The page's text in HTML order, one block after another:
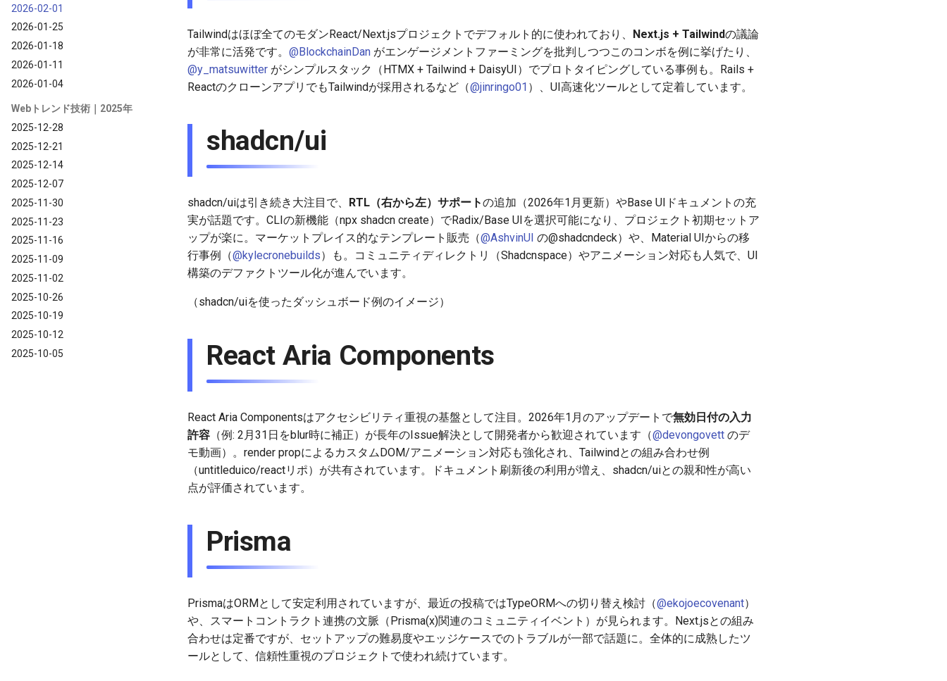
2026-02-01
2026-01-25
2026-01-18
2026-01-11
2026-01-04
Webトレンド技術｜2025年
2025-12-28
2025-12-21
2025-12-14
2025-12-07
2025-11-30
2025-11-23
2025-11-16
2025-11-09
2025-11-02
2025-10-26
2025-10-19
2025-10-12
2025-10-05
Tailwindはほぼ全てのモダンReact/Next.jsプロジェクトでデフォルト的に使われており、 Next.js + Tailwindの議論
が非常に活発です。 @BlockchainDan がエンゲージメントファーミングを批判しつつこのコンボを例に挙げたり、
@y_matsuwitter がシンプルスタック（HTMX + Tailwind + DaisyUI）でプロトタイピングしている事例も。Rails +
ReactのクローンアプリでもTailwindが採用されるなど（@jinringo01 ）、UI高速化ツールとして定着しています。
shadcn/ui
shadcn/uiは引き続き大注目で、 RTL（右から左）サポートの追加（2026年1月更新）やBase UIドキュメントの充
実が話題です。CLIの新機能（npx shadcn create）でRadix/Base UIを選択可能になり、プロジェクト初期セットア
ップが楽に。マーケットプレイス的なテンプレート販売（@AshvinUI の@shadcndeck）や、Material UIからの移
行事例（@kylecronebuilds）も。コミュニティディレクトリ（Shadcnspace）やアニメーション対応も人気で、UI
構築のデファクトツール化が進んでいます。
（shadcn/uiを使ったダッシュボード例のイメージ）
React Aria Components
React Aria Componentsはアクセシビリティ重視の基盤として注目。2026年1月のアップデートで無効日付の入力
許容 （例: 2月31日をblur時に補正）が長年のIssue解決として開発者から歓迎されています（@devongovett のデ
モ動画）。render propによるカスタムDOM/アニメーション対応も強化され、Tailwindとの組み合わせ例
（untitleduico/reactリポ）が共有されています。ドキュメント刷新後の利用が増え、shadcn/uiとの親和性が高い
点が評価されています。
Prisma
PrismaはORMとして安定利用されていますが、最近の投稿ではTypeORMへの切り替え検討（@ekojoecovenant）
や、スマートコントラクト連携の文脈（Prisma(x)関連のコミュニティイベント）が見られます。Next.jsとの組み
合わせは定番ですが、セットアップの難易度やエッジケースでのトラブルが一部で話題に。全体的に成熟したツ
ールとして、信頼性重視のプロジェクトで使われ続けています。